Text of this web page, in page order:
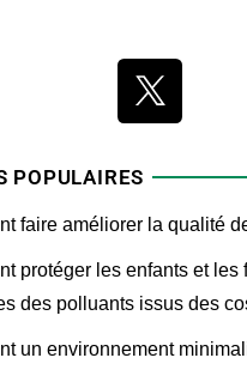
POPULAIRES
faire améliorer la qualité
protéger les enfants et les
des polluants issus des
un environnement